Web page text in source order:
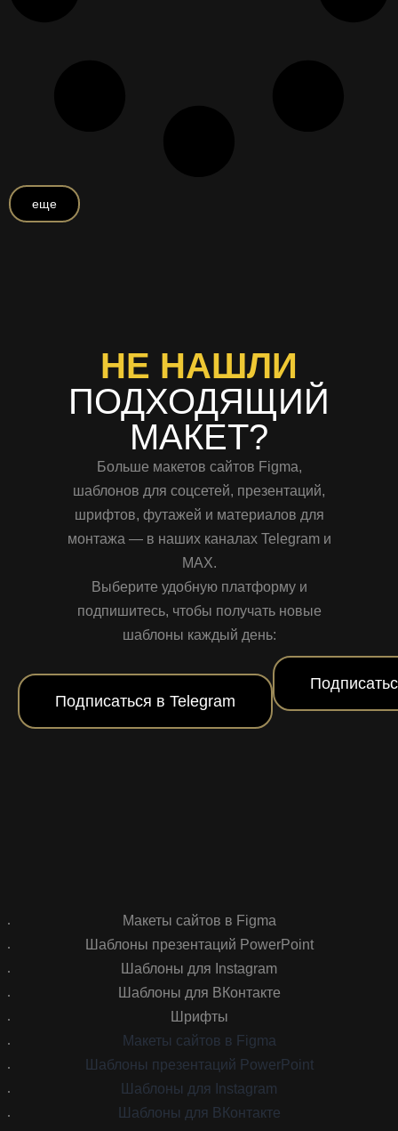
еще
НЕ НАШЛИ
ПОДХОДЯЩИЙ
МАКЕТ?
Больше макетов сайтов Figma,
шаблонов для соцсетей, презентаций,
шрифтов, футажей и материалов для
монтажа — в наших каналах Telegram и
MAX.
Выберите удобную платформу и
подпишитесь, чтобы получать новые
шаблоны каждый день:
Подписаться в Telegram
Макеты сайтов в Figma
Шаблоны презентаций PowerPoint
Шаблоны для Instagram
Шаблоны для ВКонтакте
Шрифты
Макеты сайтов в Figma
Шаблоны презентаций PowerPoint
Шаблоны для Instagram
Шаблоны для ВКонтакте